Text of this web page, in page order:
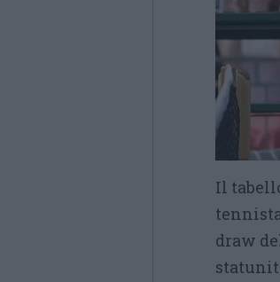
Il
draw